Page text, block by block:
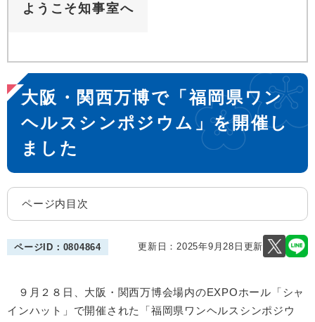
ようこそ知事室へ
本
文
大阪・関西万博で「福岡県ワン
ヘルスシンポジウム」を開催し
ました
ページ内目次
ページID：0804864 更新日：2025年9月28日更新
９月２８日、大阪・関西万博会場内のEXPOホール「シャ
インハット」で開催された「福岡県ワンヘルスシンポジウ